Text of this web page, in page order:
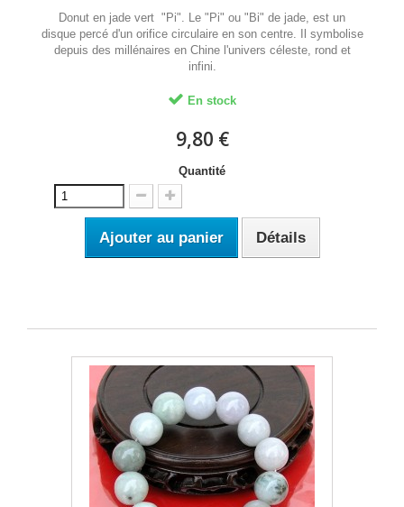
Donut en jade vert "Pi". Le "Pi" ou "Bi" de jade, est un
disque percé d'un orifice circulaire en son centre. Il symbolise
depuis des millénaires en Chine l'univers céleste, rond et
infini.
En stock
9,80 €
Quantité
Ajouter au panier Détails